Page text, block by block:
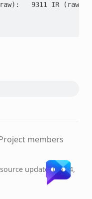
9311 IR
members
update: Jan 24,